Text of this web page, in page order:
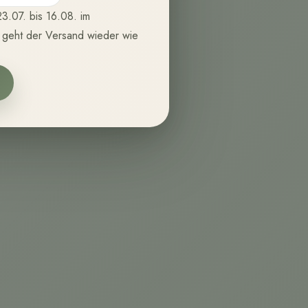
bis 16.08. im
der Versand wieder wie